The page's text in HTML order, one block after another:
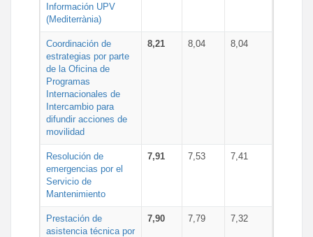
Información UPV
(Mediterrània)
Coordinación de
estrategias por parte
de la Oficina de
Programas
Internacionales de
Intercambio para
difundir acciones de
movilidad
8,21 8,04 8,04
Resolución de
emergencias por el
Servicio de
Mantenimiento
7,91 7,53 7,41
Prestación de
asistencia técnica por
7,90 7,79 7,32